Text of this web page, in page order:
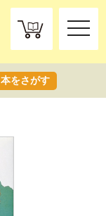
toggle
本をさがす